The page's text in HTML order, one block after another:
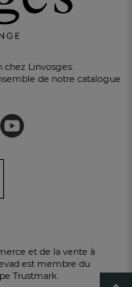
Linvosges.
de notre catalogue
et de la vente à
est membre du
Trustmark.